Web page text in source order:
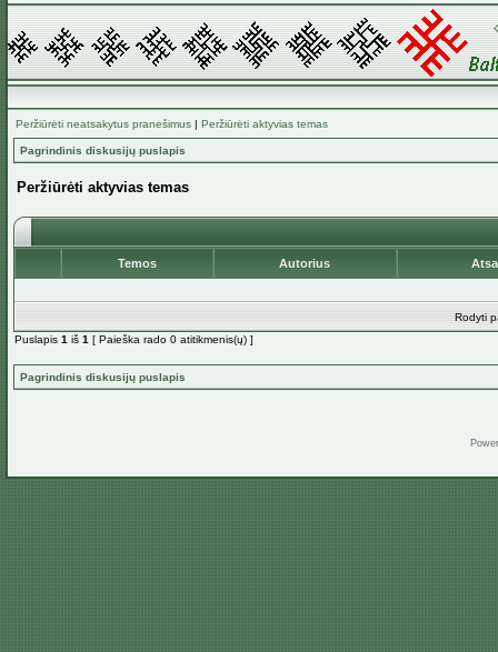
Peržiūrėti neatsakytus pranešimus | Peržiūrėti aktyvias temas
Pagrindinis diskusijų puslapis
Peržiūrėti aktyvias temas
Temos Autorius
Rodyti
Puslapis 1 iš 1 [ Paieška rado 0 atitikmenis(ų) ]
Pagrindinis diskusijų puslapis